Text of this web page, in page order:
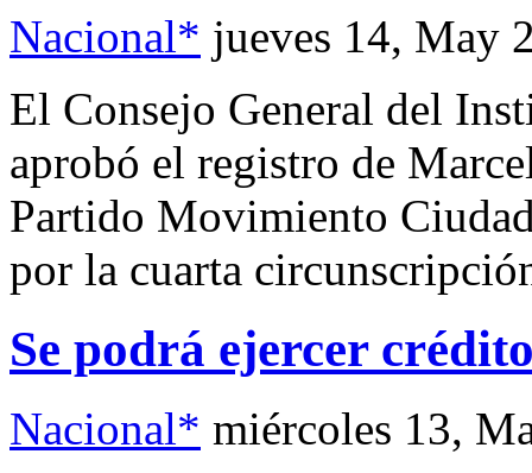
Nacional* jueves 14, May
El Consejo General del
aprobó el registro de
Partido Movimiento
por la cuarta
Se podrá ejercer
Nacional* miércoles 13,